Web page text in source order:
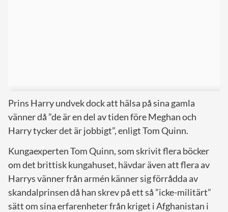
Prins Harry undvek dock att hälsa på sina gamla
vänner då ”de är en del av tiden före Meghan och
Harry tycker det är jobbigt”, enligt Tom Quinn.
Kungaexperten Tom Quinn, som skrivit flera böcker
om det brittisk kungahuset, hävdar även att flera av
Harrys vänner från armén känner sig förrådda av
skandalprinsen då han skrev på ett så ”icke-militärt”
sätt om sina erfarenheter från kriget i Afghanistan i